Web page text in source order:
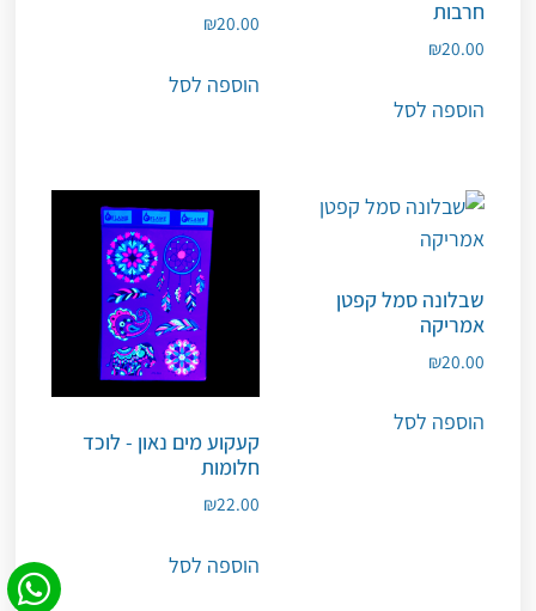
חרבות
₪20.00
הוספה לסל
₪20.00
הוספה לסל
שבלונה סמל קפטן
אמריקה
₪20.00
הוספה לסל
קעקוע מים נאון - לוכד
חלומות
₪22.00
הוספה לסל